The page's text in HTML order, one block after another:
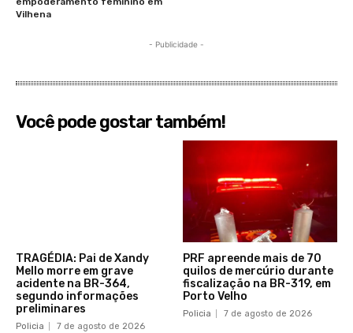
Vilhena
- Publicidade -
Você pode gostar também!
TRAGÉDIA: Pai de Xandy
Mello morre em grave
acidente na BR-364,
segundo informações
preliminares
Policia 7 de agosto de 2026
PRF apreende mais de 70
quilos de mercúrio durante
fiscalização na BR-319, em
Porto Velho
Policia 7 de agosto de 2026